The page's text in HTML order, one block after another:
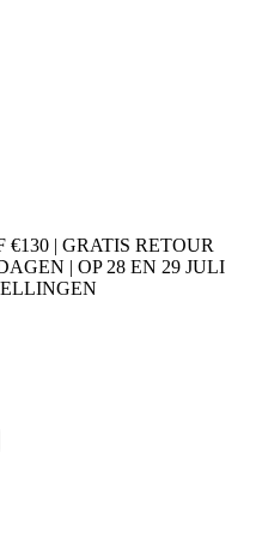
| GRATIS RETOUR
| OP 28 EN 29 JULI